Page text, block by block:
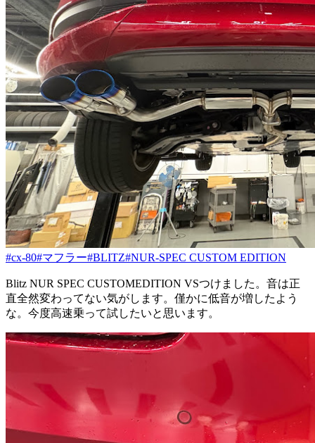
#cx-80#マフラー#BLITZ#NUR-SPEC CUSTOM EDITION
Blitz NUR SPEC CUSTOMEDITION VSつけました。音は正
直全然変わってない気がします。僅かに低音が増したよう
な。今度高速乗って試したいと思います。